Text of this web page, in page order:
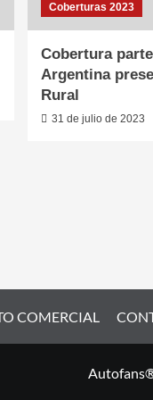
Coberturas 2023
Cobertura
Argentina
Rural
31 de julio de 2023
COMERCIAL